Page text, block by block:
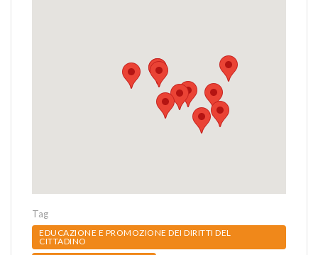
Tag
EDUCAZIONE E PROMOZIONE DEI DIRITTI DEL
CITTADINO